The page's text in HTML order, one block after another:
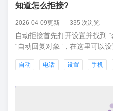
知道怎么拒接?
2026-04-09更新 335 次浏览
自动拒接首先打开设置并找到
“自动回复对象”，在这里可以
该分组的号码将会被自动拒接。
自动 电话 设置 手机